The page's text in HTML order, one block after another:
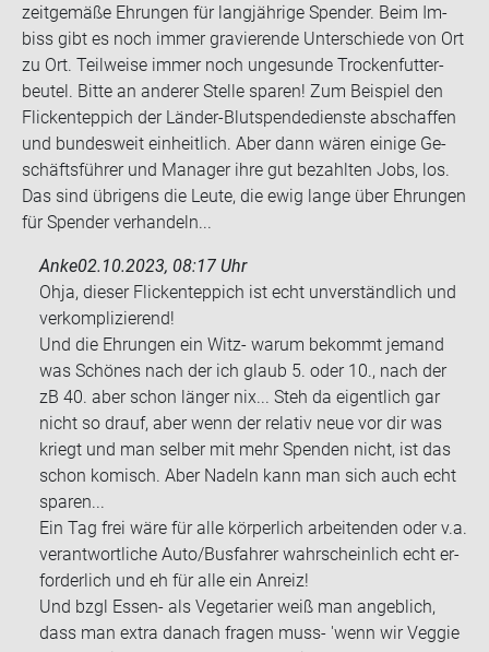
zeit­ge­mä­ße Eh­run­gen für lang­jäh­ri­ge Spen­der. Beim Im­
biss gibt es noch immer gra­vie­ren­de Un­ter­schie­de von Ort
zu Ort. Teil­wei­se immer noch un­ge­sun­de Tro­cken­fut­ter­
beu­tel. Bitte an an­de­rer Stel­le spa­ren! Zum Bei­spiel den
Fli­cken­tep­pich der Länder-​Blutspendedienste ab­schaf­fen
und bun­des­weit ein­heit­lich. Aber dann wären ei­ni­ge Ge­
schäfts­füh­rer und Ma­na­ger ihre gut be­zahl­ten Jobs, los.
Das sind üb­ri­gens die Leute, die ewig lange über Eh­run­gen
für Spen­der ver­han­deln...
Anke02.10.2023, 08:17 Uhr
Ohja, die­ser Fli­cken­tep­pich ist echt un­ver­ständ­lich und
ver­kom­pli­zie­rend!
Und die Eh­run­gen ein Witz- warum be­kommt je­mand
was Schö­nes nach der ich glaub 5. oder 10., nach der
zB 40. aber schon län­ger nix... Steh da ei­gent­lich gar
nicht so drauf, aber wenn der re­la­tiv neue vor dir was
kriegt und man sel­ber mit mehr Spen­den nicht, ist das
schon ko­misch. Aber Na­deln kann man sich auch echt
spa­ren...
Ein Tag frei wäre für alle kör­per­lich ar­bei­ten­den oder v.a.
ver­ant­wort­li­che Auto/Bus­fah­rer wahr­schein­lich echt er­
for­der­lich und eh für alle ein An­reiz!
Und bzgl Essen-​ als Ve­ge­ta­ri­er weiß man an­geb­lich,
dass man extra da­nach fra­gen muss- 'wenn wir Ve­g­gie